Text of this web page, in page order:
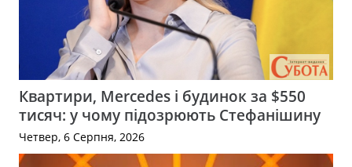
Квартири, Mercedes і будинок за $550
тисяч: у чому підозрюють Стефанішину
Четвер, 6 Серпня, 2026